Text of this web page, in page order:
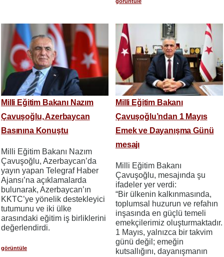
görüntüle
Milli Eğitim Bakanı Nazım
Çavuşoğlu, Azerbaycan
Basınına Konuştu
Milli Eğitim Bakanı Nazım
Çavuşoğlu, Azerbaycan’da
yayın yapan Telegraf Haber
Ajansı’na açıklamalarda
bulunarak, Azerbaycan’ın
KKTC’ye yönelik destekleyici
tutumunu ve iki ülke
arasındaki eğitim iş birliklerini
değerlendirdi.
görüntüle
Milli Eğitim Bakanı
Çavuşoğlu’ndan 1 Mayıs
Emek ve Dayanışma Günü
mesajı
Milli Eğitim Bakanı
Çavuşoğlu, mesajında şu
ifadeler yer verdi:
“Bir ülkenin kalkınmasında,
toplumsal huzurun ve refahın
inşasında en güçlü temeli
emekçilerimiz oluşturmaktadır.
1 Mayıs, yalnızca bir takvim
günü değil; emeğin
kutsallığını, dayanışmanın